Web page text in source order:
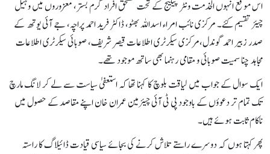
اس موقع انہوں الخدمت ونٹر پیکیج کے تحت مستحق افراد گرم بستر، معزوروں میں وہیل
چیئر تقسیم کئے۔ مرکزی نائب امراء اسداللہ بھٹو، ڈاکٹر فرید احمد پراچہ، جے آئی یوتھ کے
صدر زبیر احمد گوندل،مرکزی سیکرٹری اطلاعات قیصر شریف، صوبائی سیکرٹری اطلاعات
مجاہد چنا سمیت صوبائی و مقامی رہنما بھی ساتھ موجود تھے۔
ایک سوال کے جواب میں لیاقت بلوچ کا کہنا تھا کہ استعفیٰ سیاست سے لے کر لانگ مارچ
تک تمام تر دعوؤں کے باوجود پی ٹی آئی چیئرمین عمران خان اپنے مقاصد کے حصول میں
ناکام ثابت ہوئے ہیں۔
پھر کہتا ہوں کہ دوسرے راستے تلاش کرنے کی بجائے سیاسی قیادت ڈائیلاگ کا راستہ